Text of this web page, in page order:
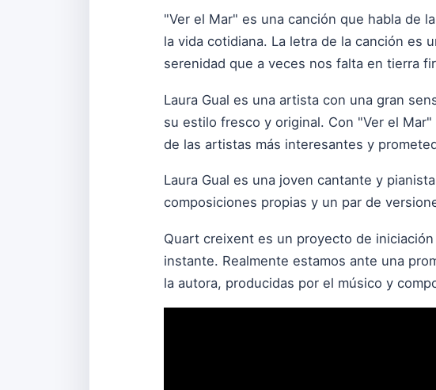
"Ver el Mar" es una canción que habla de
la vida cotidiana. La letra de la canción es
serenidad que a veces nos falta en tierra
Laura Gual es una artista con una gran
su estilo fresco y original. Con "Ver el
de las artistas más interesantes y
Laura Gual es una joven cantante y
composiciones propias y un par de
Quart creixent es un proyecto de
instante. Realmente estamos ante una
la autora, producidas por el músico y